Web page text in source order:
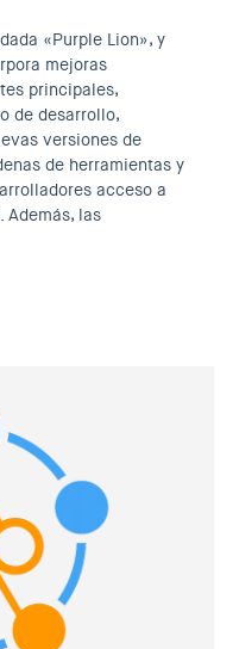
«Purple Lion», y
mejoras
principales,
de desarrollo,
versiones de
de herramientas y
acceso a
Además, las